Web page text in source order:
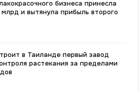
бизнеса принесла
млрд и вытянула прибыль второго
в Таиланде первый завод
растекания за пределами